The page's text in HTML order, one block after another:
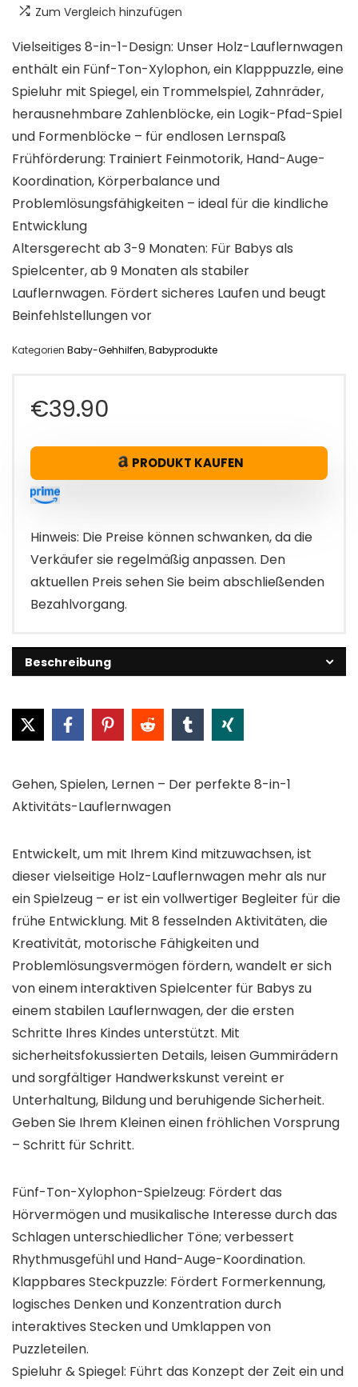
Zum Vergleich hinzufügen
Vielseitiges 8-in-1-Design:​​ Unser Holz-Lauflernwagen
enthält ein Fünf-Ton-Xylophon, ein Klapppuzzle, eine
Spieluhr mit Spiegel, ein Trommelspiel, Zahnräder,
herausnehmbare Zahlenblöcke, ein Logik-Pfad-Spiel
und Formenblöcke – für endlosen Lernspaß
Frühförderung:​​ Trainiert Feinmotorik, Hand-Auge-
Koordination, Körperbalance und
Problemlösungsfähigkeiten – ideal für die kindliche
Entwicklung
Altersgerecht ab 3-9 Monaten:​​ Für Babys als
Spielcenter, ab 9 Monaten als stabiler
Lauflernwagen. Fördert sicheres Laufen und beugt
Beinfehlstellungen vor
Kategorien Baby-Gehhilfen,Babyprodukte
€39.90
PRODUKT KAUFEN
Hinweis: Die Preise können schwanken, da die
Verkäufer sie regelmäßig anpassen. Den
aktuellen Preis sehen Sie beim abschließenden
Bezahlvorgang.
Beschreibung
Gehen, Spielen, Lernen – Der perfekte 8-in-1
Aktivitäts-Lauflernwagen
Entwickelt, um mit Ihrem Kind mitzuwachsen, ist
dieser vielseitige Holz-Lauflernwagen mehr als nur
ein Spielzeug – er ist ein vollwertiger Begleiter für die
frühe Entwicklung. Mit 8 fesselnden Aktivitäten, die
Kreativität, motorische Fähigkeiten und
Problemlösungsvermögen fördern, wandelt er sich
von einem interaktiven Spielcenter für Babys zu
einem stabilen Lauflernwagen, der die ersten
Schritte Ihres Kindes unterstützt. Mit
sicherheitsfokussierten Details, leisen Gummirädern
und sorgfältiger Handwerkskunst vereint er
Unterhaltung, Bildung und beruhigende Sicherheit.
Geben Sie Ihrem Kleinen einen fröhlichen Vorsprung
– Schritt für Schritt.
Fünf-Ton-Xylophon-Spielzeug: Fördert das
Hörvermögen und musikalische Interesse durch das
Schlagen unterschiedlicher Töne; verbessert
Rhythmusgefühl und Hand-Auge-Koordination.
Klappbares Steckpuzzle: Fördert Formerkennung,
logisches Denken und Konzentration durch
interaktives Stecken und Umklappen von
Puzzleteilen.
Spieluhr & Spiegel: Führt das Konzept der Zeit ein und